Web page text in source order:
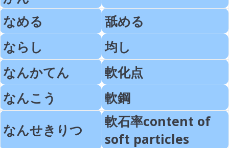
なめる
舐める
ならし
均し
なんかてん
軟化点
なんこう
軟鋼
なんせきりつ
軟石率content of
soft particles